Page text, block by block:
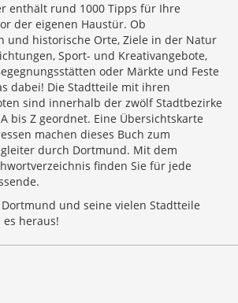
enthält rund 1000 Tipps für Ihre
der eigenen Haustür. Ob
und historische Orte, Ziele in der Natur
Sport- und Kreativangebote,
oder Märkte und Feste
dabei! Die Stadtteile mit ihren
sind innerhalb der zwölf Stadtbezirke
bis Z geordnet. Eine Übersichtskarte
machen dieses Buch zum
durch Dortmund. Mit dem
finden Sie für jede
und seine vielen Stadtteile
es heraus!